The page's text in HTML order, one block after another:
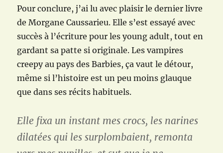
Pour conclure, j’ai lu avec plaisir le dernier livre
de Morgane Caussarieu. Elle s’est essayé avec
succès à l’écriture pour les young adult, tout en
gardant sa patte si originale. Les vampires
creepy au pays des Barbies, ça vaut le détour,
même si l’histoire est un peu moins glauque
que dans ses récits habituels.
Elle fixa un instant mes crocs, les narines
dilatées qui les surplombaient, remonta